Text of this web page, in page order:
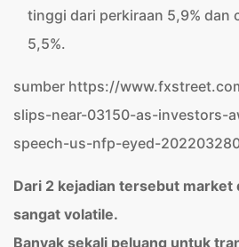
tinggi dari perkiraan 5,9% dan
5,5%.
sumber https://
slips-near-03150-as-investors-
speech-us-nfp-eyed-
Dari 2 kejadian tersebut market
sangat volatile.
Banyak sekali peluang untuk